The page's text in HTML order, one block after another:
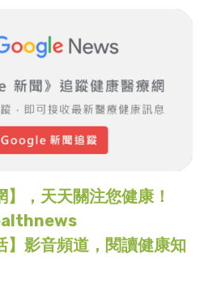
，天天關注您健康！
】影音頻道，閱讀健康知